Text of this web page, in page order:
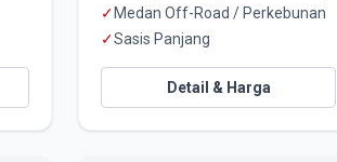
✓ Medan Off-Road / Perkebunan
✓Sasis Panjang
Detail & Harga